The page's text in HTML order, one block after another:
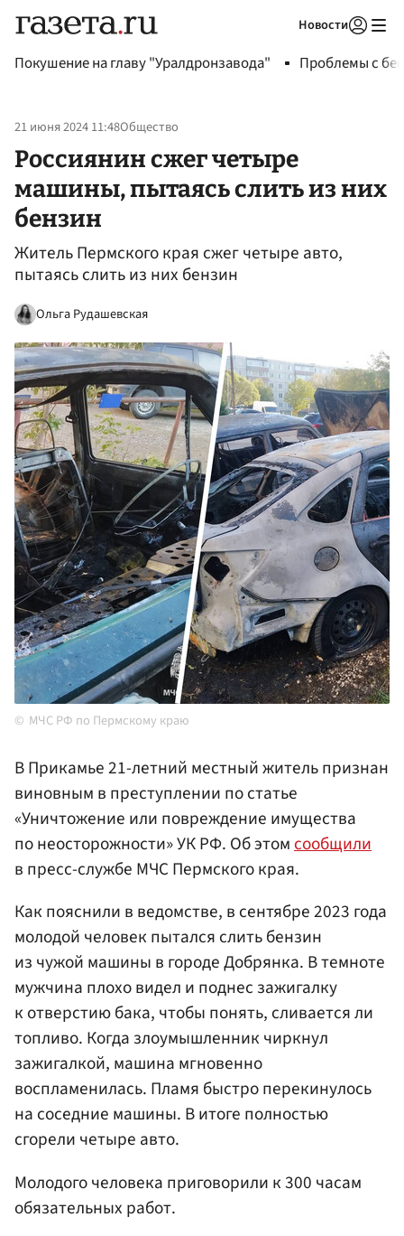
Новости
Покушение на главу "Уралдронзавода" Проблемы с
21 июня 2024 11:48Общество
Россиянин сжег четыре
машины, пытаясь слить из них
бензин
Житель Пермского края сжег четыре авто,
пытаясь слить из них бензин
Ольга Рудашевская
МЧС РФ по Пермскому краю
В Прикамье 21-летний местный житель признан
виновным в преступлении по статье
«Уничтожение или повреждение имущества
по неосторожности» УК РФ. Об этомсообщили
в пресс-службе МЧС Пермского края.
Как пояснили в ведомстве, в сентябре 2023 года
молодой человек пытался слить бензин
из чужой машины в городе Добрянка. В темноте
мужчина плохо видел и поднес зажигалку
к отверстию бака, чтобы понять, сливается ли
топливо. Когда злоумышленник чиркнул
зажигалкой, машина мгновенно
воспламенилась. Пламя быстро перекинулось
на соседние машины. В итоге полностью
сгорели четыре авто.
Молодого человека приговорили к 300 часам
обязательных работ.